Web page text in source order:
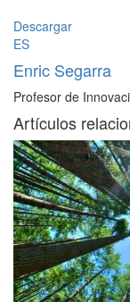
Descargar
ES
Enric Segarra
Profesor de
Artículos